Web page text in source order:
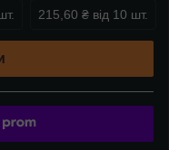
215,60 ₴ від 10 шт.